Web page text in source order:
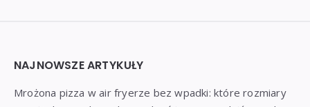
Widgets
NAJNOWSZE ARTYKUŁY
Mrożona pizza w air fryerze bez wpadki: które rozmiary